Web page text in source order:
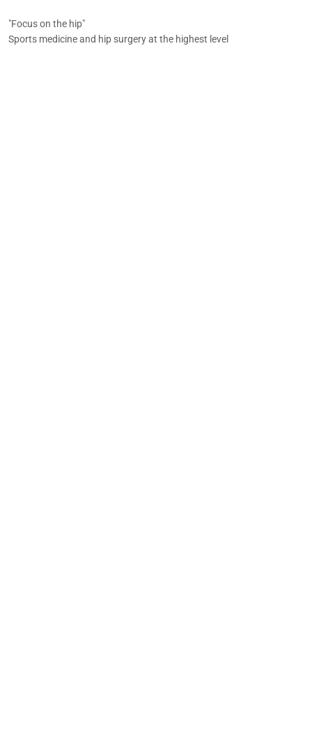
"Focus on the hip"
Sports medicine and hip surgery at the highest level